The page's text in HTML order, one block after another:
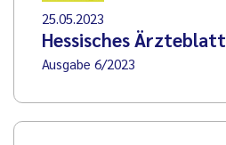
25.05.2023
Hessisches Ärzteblatt
Ausgabe 6/2023